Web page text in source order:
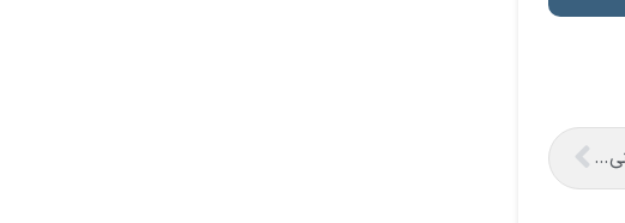
نخستین نشست معاونان و مدیران حوزه‌های عمرانی، فنی، شهرسازی، محیط‌زیست، خدمات شهری و لجستیک ۱۸ منطقه آزاد در سال ۱۴۰۵ برگزار شد